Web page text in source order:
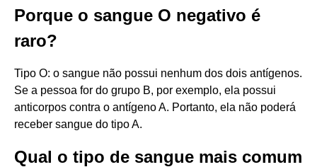
Porque o sangue O negativo é
raro?
Tipo O: o sangue não possui nenhum dos dois antígenos.
Se a pessoa for do grupo B, por exemplo, ela possui
anticorpos contra o antígeno A. Portanto, ela não poderá
receber sangue do tipo A.
Qual o tipo de sangue mais comum